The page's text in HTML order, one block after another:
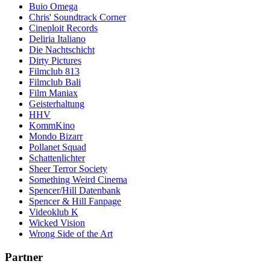
Buio Omega
Chris' Soundtrack Corner
Cineploit Records
Deliria Italiano
Die Nachtschicht
Dirty Pictures
Filmclub 813
Filmclub Bali
Film Maniax
Geisterhaltung
HHV
KommKino
Mondo Bizarr
Pollanet Squad
Schattenlichter
Sheer Terror Society
Something Weird Cinema
Spencer/Hill Datenbank
Spencer & Hill Fanpage
Videoklub K
Wicked Vision
Wrong Side of the Art
Partner